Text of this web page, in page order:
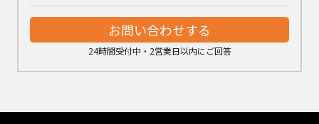
お問い合わせする
24時間受付中・2営業日以内にご回答